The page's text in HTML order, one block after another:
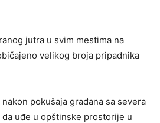
jutra u svim mestima na
velikog broja pripadnika
pokušaja građana sa severa
uđe u opštinske prostorije u